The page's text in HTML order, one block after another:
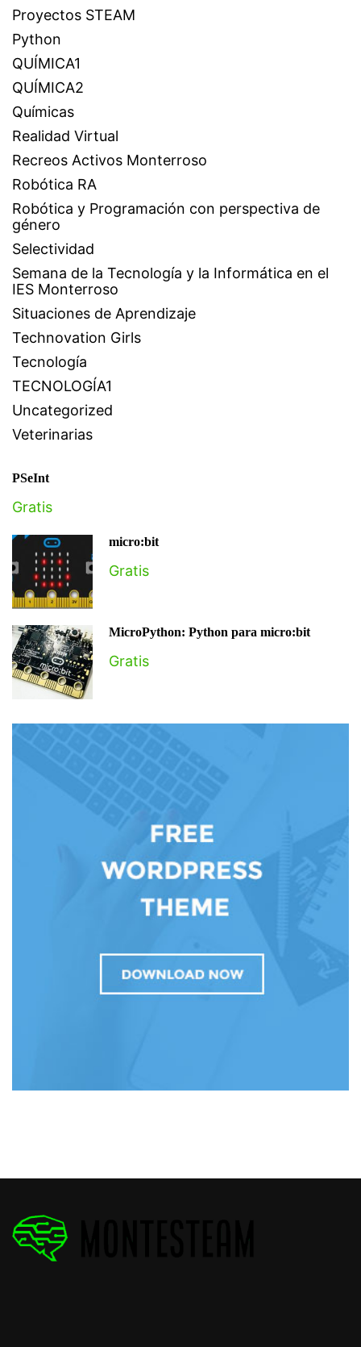
Proyectos STEAM
Python
QUÍMICA1
QUÍMICA2
Químicas
Realidad Virtual
Recreos Activos Monterroso
Robótica RA
Robótica y Programación con perspectiva de
género
Selectividad
Semana de la Tecnología y la Informática en el
IES Monterroso
Situaciones de Aprendizaje
Technovation Girls
Tecnología
TECNOLOGÍA1
Uncategorized
Veterinarias
PSeInt
Gratis
micro:bit
Gratis
MicroPython: Python para micro:bit
Gratis